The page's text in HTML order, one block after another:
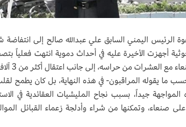
أجهزت الأخيرة عليه في أحداث دموية انتهت فعلياً
العشرات من حراسه، إلى جانب اعتقال أكثر من 3 آلاف شخص.
ما يقوله المراقبون- في هذه النهاية، بل كان يطمح
جيداً، بسبب نجاح المليشيات العقائدية في
صنعاء، وتمكنها من شراء وأدلجة زعماء القبائل